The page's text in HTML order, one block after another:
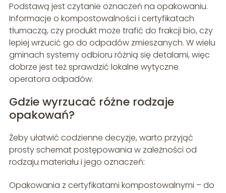
Podstawą jest czytanie oznaczeń na opakowaniu.
Informacje o kompostowalności i certyfikatach
tłumaczą, czy produkt może trafić do frakcji bio, czy
lepiej wrzucić go do odpadów zmieszanych. W wielu
gminach systemy odbioru różnią się detalami, więc
dobrze jest też sprawdzić lokalne wytyczne
operatora odpadów.
Gdzie wyrzucać różne rodzaje
opakowań?
Żeby ułatwić codzienne decyzje, warto przyjąć
prosty schemat postępowania w zależności od
rodzaju materiału i jego oznaczeń:
Opakowania z certyfikatami kompostowalnymi – do